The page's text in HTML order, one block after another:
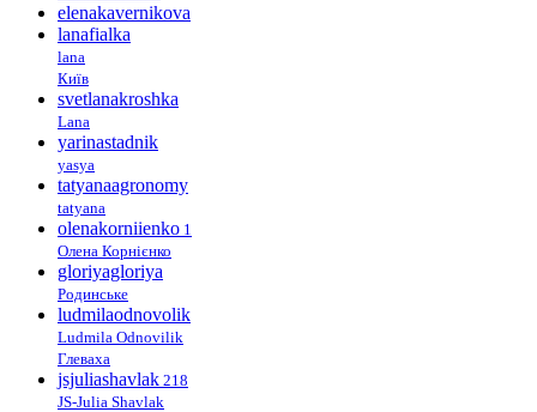
elenakavernikova
lanafialka
lana
Київ
svetlanakroshka
Lana
yarinastadnik
yasya
tatyanaagronomy
tatyana
olenakorniienko 1
Олена Корнієнко
gloriyagloriya
Родинське
ludmilaodnovolik
Ludmila Odnovilik
Глеваха
jsjuliashavlak 218
JS-Julia Shavlak